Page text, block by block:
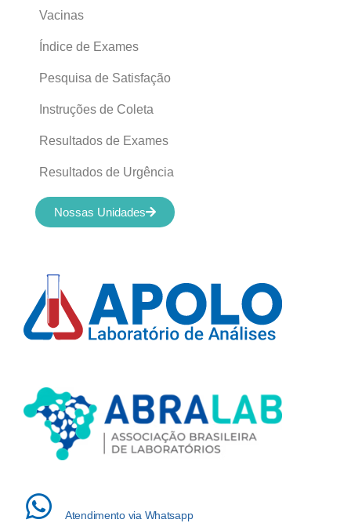
Atendimento via Whatsapp
Vacinas
Índice de Exames
Pesquisa de Satisfação
Instruções de Coleta
Resultados de Exames
Resultados de Urgência
Nossas Unidades